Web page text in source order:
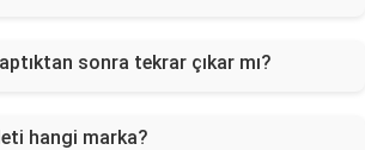
sonra tekrar çıkar mı?
hangi marka?